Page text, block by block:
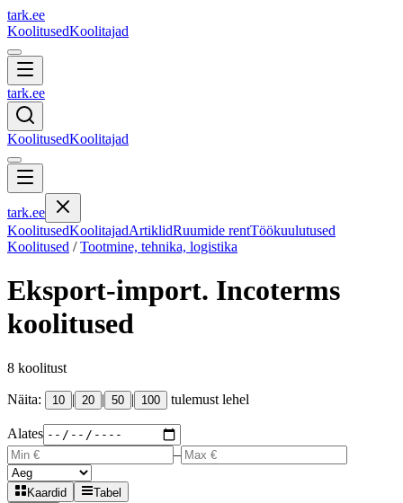
tark.ee
KoolitusedKoolitajad
tark.ee
KoolitusedKoolitajad
tark.ee
KoolitusedKoolitajadArtiklidRuumide rentTöökuulutused
Koolitused /Tootmine, tehnika, logistika
Eksport-import. Incoterms
koolitused
8 koolitust
Näita: 10 | 20 | 50 | 100 tulemust lehel
Alates
–
Kaardid
Tabel